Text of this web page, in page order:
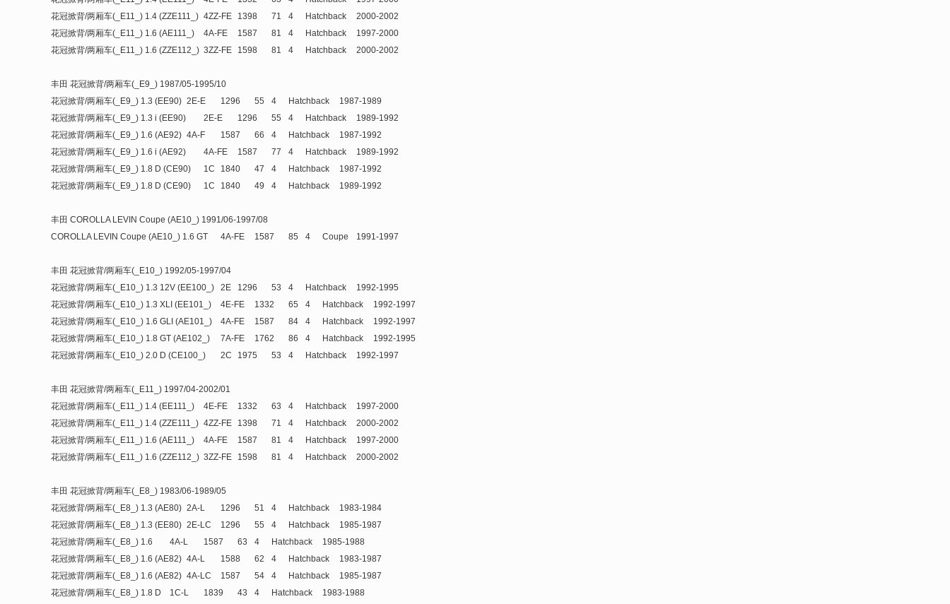
花冠掀背/两厢车(_E11_) 1.4 (ZZE111_) 4ZZ-FE 1398 71 4 Hatchback
2000-2002
花冠掀背/两厢车(_E11_) 1.6 (AE111_)
4A-FE 1587 81 4 Hatchback
1997-2000
花冠掀背/两厢车(_E11_) 1.6 (ZZE112_) 3ZZ-FE 1598 81 4 Hatchback 2000-2002
丰田 花冠掀背/两厢车(_E9_) 1987/05-1995/10
花冠掀背/两厢车(_E9_) 1.3 (EE90) 2E-E 1296 55 4 Hatchback
1987-1989
花冠掀背/两厢车(_E9_) 1.3 i (EE90)
2E-E 1296 55 4 Hatchback
1989-1992
花冠掀背/两厢车(_E9_) 1.6 (AE92) 4A-F 1587 66 4 Hatchback
1987-1992
花冠掀背/两厢车(_E9_) 1.6 i (AE92)
4A-FE 1587 77 4 Hatchback
1989-1992
花冠掀背/两厢车(_E9_) 1.8 D (CE90)
1C 1840 47 4 Hatchback
1987-1992
花冠掀背/两厢车(_E9_) 1.8 D (CE90)
1C 1840 49 4 Hatchback 1989-1992
丰田 COROLLA LEVIN Coupe (AE10_) 1991/06-1997/08
COROLLA LEVIN Coupe (AE10_) 1.6 GT
4A-FE 1587 85 4 Coupe 1991-1997
丰田 花冠掀背/两厢车(_E10_) 1992/05-1997/04
花冠掀背/两厢车(_E10_) 1.3 12V (EE100_)
2E 1296 53 4 Hatchback
1992-1995
花冠掀背/两厢车(_E10_) 1.3 XLI (EE101_)
4E-FE 1332 65 4 Hatchback
1992-1997
花冠掀背/两厢车(_E10_) 1.6 GLI (AE101_)
4A-FE 1587 84 4 Hatchback
1992-1997
花冠掀背/两厢车(_E10_) 1.8 GT (AE102_)
7A-FE 1762 86 4 Hatchback
1992-1995
花冠掀背/两厢车(_E10_) 2.0 D (CE100_)
2C 1975 53 4 Hatchback 1992-1997
丰田 花冠掀背/两厢车(_E11_) 1997/04-2002/01
花冠掀背/两厢车(_E11_) 1.4 (EE111_)
4E-FE 1332 63 4 Hatchback
1997-2000
花冠掀背/两厢车(_E11_) 1.4 (ZZE111_) 4ZZ-FE 1398 71 4 Hatchback
2000-2002
花冠掀背/两厢车(_E11_) 1.6 (AE111_)
4A-FE 1587 81 4 Hatchback
1997-2000
花冠掀背/两厢车(_E11_) 1.6 (ZZE112_) 3ZZ-FE 1598 81 4 Hatchback 2000-2002
丰田 花冠掀背/两厢车(_E8_) 1983/06-1989/05
花冠掀背/两厢车(_E8_) 1.3 (AE80) 2A-L 1296 51 4 Hatchback
1983-1984
花冠掀背/两厢车(_E8_) 1.3 (EE80) 2E-LC 1296 55 4 Hatchback
1985-1987
花冠掀背/两厢车(_E8_) 1.6
4A-L 1587 63 4 Hatchback
1985-1988
花冠掀背/两厢车(_E8_) 1.6 (AE82) 4A-L 1588 62 4 Hatchback
1983-1987
花冠掀背/两厢车(_E8_) 1.6 (AE82) 4A-LC 1587 54 4 Hatchback
1985-1987
花冠掀背/两厢车(_E8_) 1.8 D
1C-L 1839 43 4 Hatchback
1983-1988